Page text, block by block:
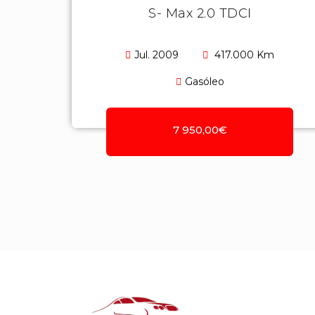
S- Max 2.0 TDCI
Jul. 2009 417.000 Km
Gasóleo
7 950,00€